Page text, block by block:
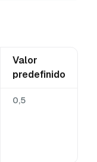
Valor
predefinido
0,5